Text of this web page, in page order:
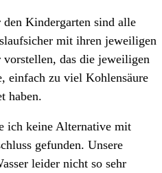
Kindergarten sind alle
mit ihren jeweiligen
das die jeweiligen
einfach zu viel Kohlensäure
haben.
ich keine Alternative mit
gefunden. Unsere
leider nicht so sehr